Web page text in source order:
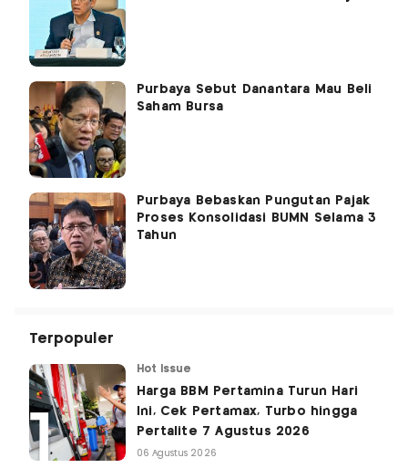
Purbaya Sebut Danantara Mau Beli
Saham Bursa
Purbaya Bebaskan Pungutan Pajak
Proses Konsolidasi BUMN Selama 3
Tahun
Terpopuler
Hot Issue
Harga BBM Pertamina Turun Hari
Ini, Cek Pertamax, Turbo hingga
Pertalite 7 Agustus 2026
06 Agustus 2026